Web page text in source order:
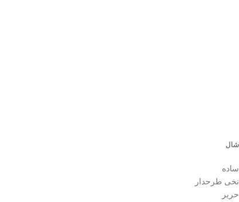
شال
ساده
نخی طرحدار
حریر